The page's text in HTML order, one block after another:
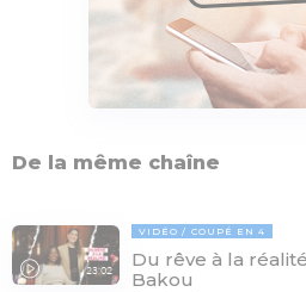
De la même chaîne
23:02
VIDÉO COUPÉ EN 4
Du rêve à la
Bakou